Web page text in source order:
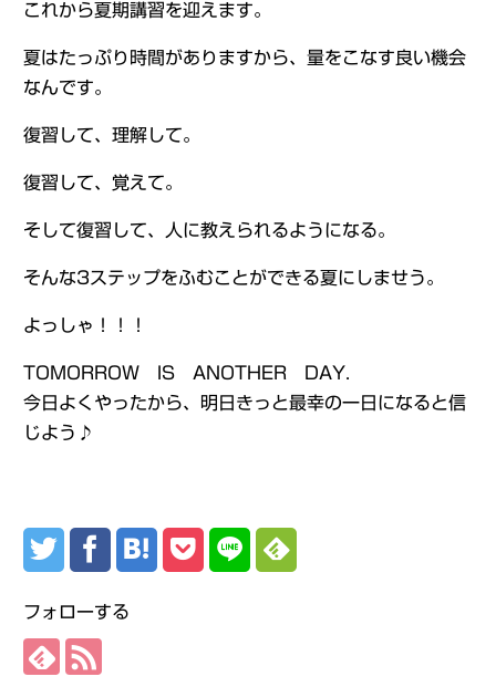
これから夏期講習を迎えます。
夏はたっぷり時間がありますから、量をこなす良い機会
なんです。
復習して、理解して。
復習して、覚えて。
そして復習して、人に教えられるようになる。
そんな3ステップをふむことができる夏にしませう。
よっしゃ！！！
TOMORROW IS ANOTHER DAY.
今日よくやったから、明日きっと最幸の一日になると信
じよう♪
フォローする